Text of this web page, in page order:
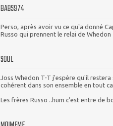
BABS974
Perso, après avoir vu ce qu'a donné
Russo qui prennent le relai de Whedon
SOUL
Joss Whedon T-T j'espère qu'il
cohérent dans son ensemble en tout
Les frères Russo ..hum c'est entre de